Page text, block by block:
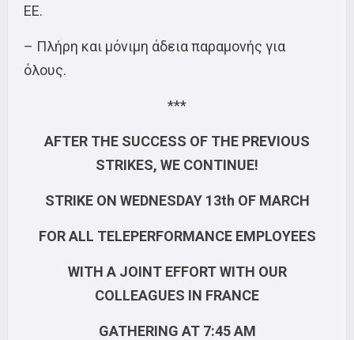
ΕΕ.
– Πλήρη και μόνιμη άδεια παραμονής για
όλους.
***
AFTER THE SUCCESS OF THE PREVIOUS
STRIKES, WE CONTINUE!
STRIKE ON WEDNESDAY 13th OF MARCH
FOR ALL TELEPERFORMANCE EMPLOYEES
WITH A JOINT EFFORT WITH OUR
COLLEAGUES IN FRANCE
GATHERING AT 7:45 AM